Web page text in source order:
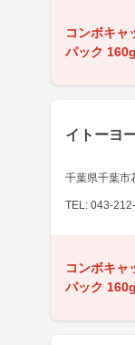
コンボキャ
パック 160g
イトーヨ
千葉県千葉市
TEL: 043-
コンボキャ
パック 160g